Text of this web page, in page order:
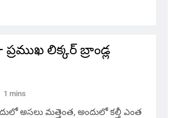
లిక్కర్ బ్రాండ్ల
1 mins
అసలు మత్తెంత, అందులో కల్తీ ఎంత